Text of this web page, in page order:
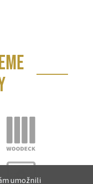
umožnili